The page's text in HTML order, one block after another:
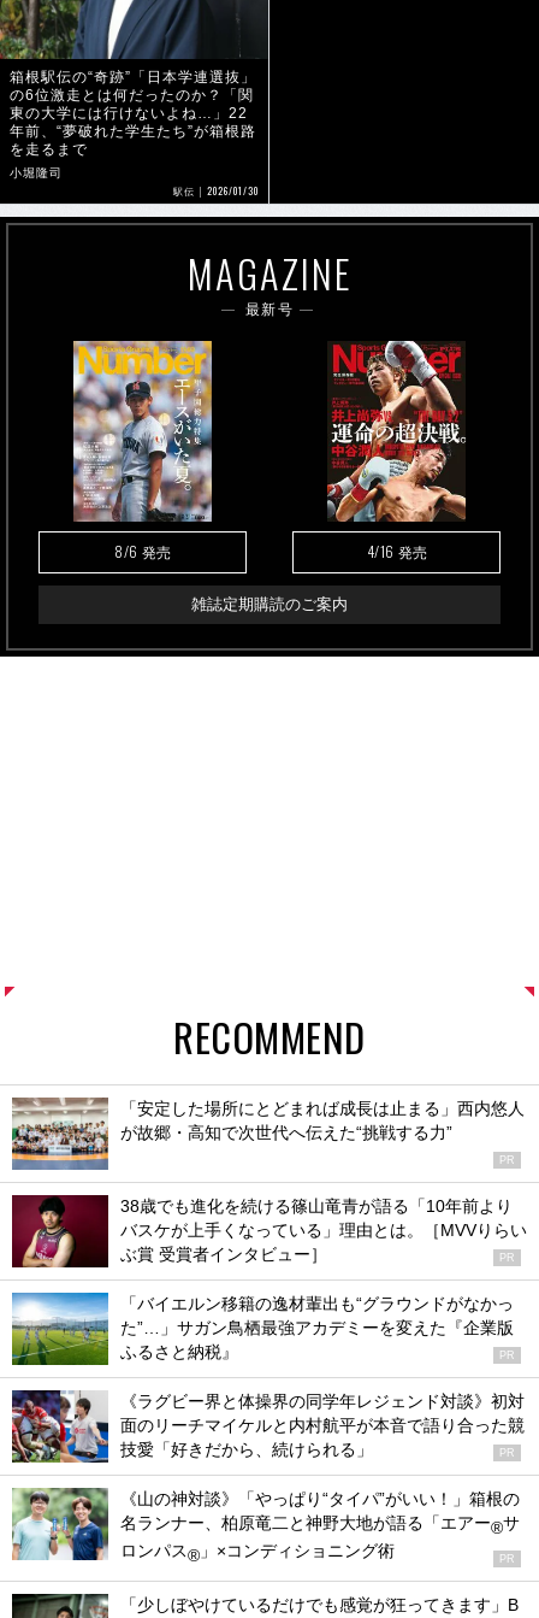
箱根駅伝の“奇跡”「日本学連選抜」
の6位激走とは何だったのか？「関
東の大学には行けないよね…」22
年前、“夢破れた学生たち”が箱根路
を走るまで
小堀隆司
駅伝 2026/01/30
MAGAZINE
最新号
8/6 発売 4/16 発売
雑誌定期購読のご案内
RECOMMEND
「安定した場所にとどまれば成長は止まる」西内悠人
が故郷・高知で次世代へ伝えた“挑戦する力”
PR
38歳でも進化を続ける篠山竜青が語る「10年前より
バスケが上手くなっている」理由とは。［MVVりらい
ぶ賞 受賞者インタビュー］
PR
「バイエルン移籍の逸材輩出も“グラウンドがなかっ
た”…」サガン鳥栖最強アカデミーを変えた『企業版
ふるさと納税』
PR
《ラグビー界と体操界の同学年レジェンド対談》初対
面のリーチマイケルと内村航平が本音で語り合った競
技愛「好きだから、続けられる」
PR
《山の神対談》「やっぱり“タイパ”がいい！」箱根の
名ランナー、柏原竜二と神野大地が語る「エアー®サ
ロンパス® 」×コンディショニング術 PR
「少しぼやけているだけでも感覚が狂ってきます」B